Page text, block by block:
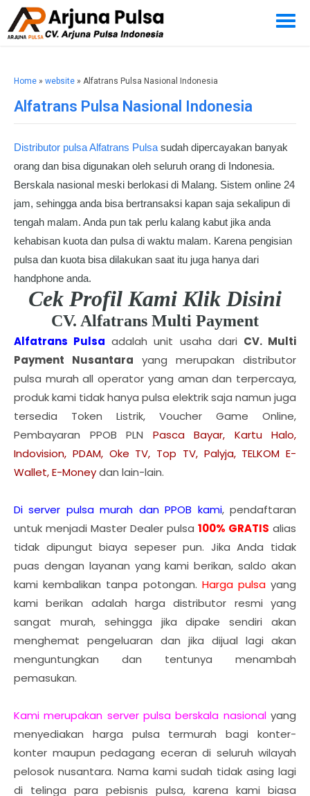
Home » website » Alfatrans Pulsa Nasional Indonesia
Alfatrans Pulsa Nasional Indonesia
Distributor pulsa Alfatrans Pulsa sudah dipercayakan banyak
orang dan bisa digunakan oleh seluruh orang di Indonesia.
Berskala nasional meski berlokasi di Malang. Sistem online 24
jam, sehingga anda bisa bertransaksi kapan saja sekalipun di
tengah malam. Anda pun tak perlu kalang kabut jika anda
kehabisan kuota dan pulsa di waktu malam. Karena pengisian
pulsa dan kuota bisa dilakukan saat itu juga hanya dari
handphone anda.
Cek Profil Kami Klik Disini
CV. Alfatrans Multi Payment
Alfatrans Pulsa adalah unit usaha dari CV. Multi
Payment Nusantara yang merupakan distributor
pulsa murah all operator yang aman dan terpercaya,
produk kami tidak hanya pulsa elektrik saja namun juga
tersedia Token Listrik, Voucher Game Online,
Pembayaran PPOB PLN Pasca Bayar, Kartu Halo,
Indovision, PDAM, Oke TV, Top TV, Palyja, TELKOM E-
Wallet, E-Moneydan lain-lain.
Di server pulsa murah dan PPOB kami, pendaftaran
untuk menjadi Master Dealer pulsa 100% GRATIS alias
tidak dipungut biaya sepeser pun. Jika Anda tidak
puas dengan layanan yang kami berikan, saldo akan
kami kembalikan tanpa potongan. Harga pulsayang
kami berikan adalah harga distributor resmi yang
sangat murah, sehingga jika dipake sendiri akan
menghemat pengeluaran dan jika dijual lagi akan
menguntungkan dan tentunya menambah
pemasukan.
Kami merupakan server pulsa berskala nasionalyang
menyediakan harga pulsa termurah bagi konter-
konter maupun pedagang eceran di seluruh wilayah
pelosok nusantara. Nama kami sudah tidak asing lagi
di telinga para pebisnis pulsa, karena kami biasa